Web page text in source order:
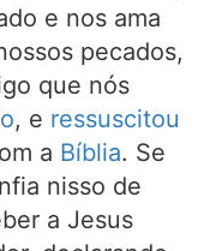
e nos ama
pecados,
que nós
, e ressuscitou
a Bíblia. Se
nisso de
a Jesus